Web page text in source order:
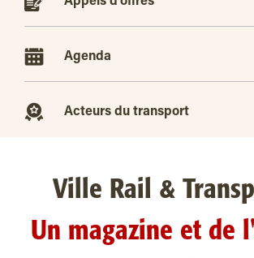
Agenda
Acteurs du transport
Ville Rail &
Un magazine et de